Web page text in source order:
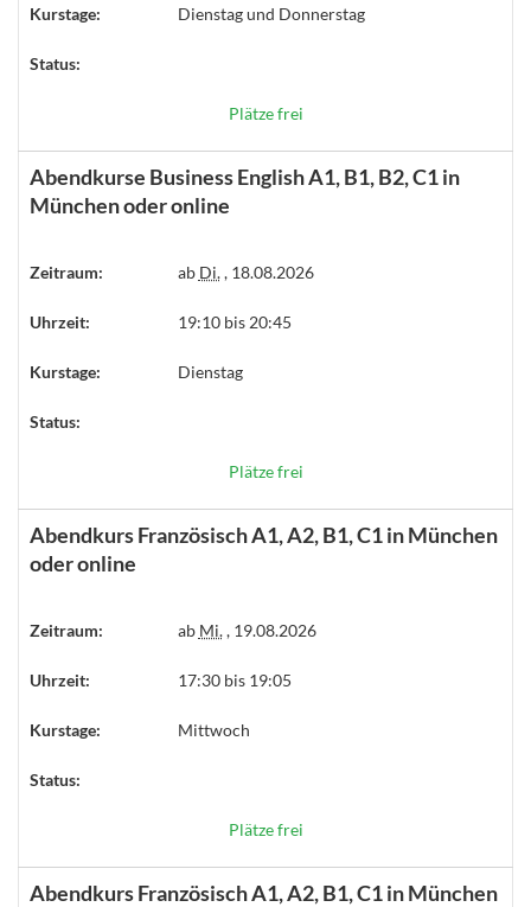
Kurstage: Dienstag und Donnerstag
Status:
Plätze frei
Abendkurse Business English A1, B1, B2, C1 in
München oder online
Zeitraum: ab Di., 18.08.2026
Uhrzeit: 19:10 bis 20:45
Kurstage: Dienstag
Status:
Plätze frei
Abendkurs Französisch A1, A2, B1, C1 in München
oder online
Zeitraum: ab Mi., 19.08.2026
Uhrzeit: 17:30 bis 19:05
Kurstage: Mittwoch
Status:
Plätze frei
Abendkurs Französisch A1, A2, B1, C1 in München